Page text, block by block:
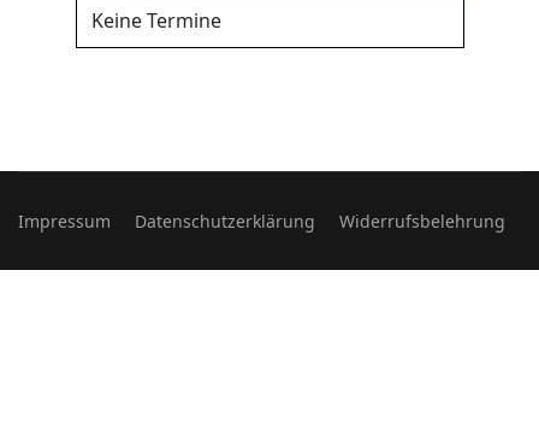
Keine Termine
Impressum Datenschutzerklärung Widerrufsbelehrung